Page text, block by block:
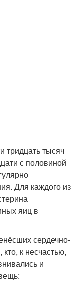
тридцать тысяч
с половиной
Для каждого из
яиц в
сердечно-
к несчастью,
и